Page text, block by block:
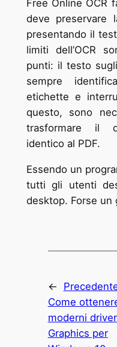
Free Online OCR
deve preservare
presentando il
limiti dell’OCR
punti: il testo
sempre
etichette e
questo, sono
trasformare il
identico al PDF.
Essendo un
tutti gli utenti
desktop. Forse un
←
Come
moderni
Graphics per